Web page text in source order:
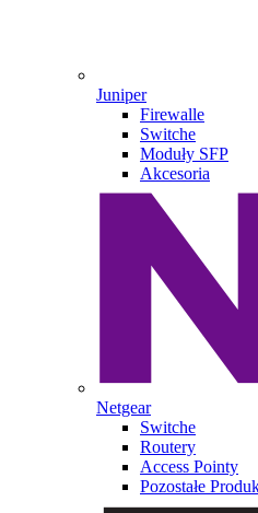
Juniper
Firewalle
Switche
Moduły SFP
Akcesoria
Netgear
Switche
Routery
Access Pointy
Pozostałe